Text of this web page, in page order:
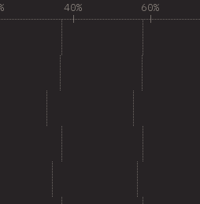
40% 60%